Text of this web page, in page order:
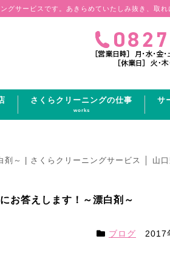
グサービスです。あきらめていたしみ抜き、取れ
さくらクリーニングの仕事
works
サ
剤～ | さくらクリーニングサービス │ 山
お答えします！～漂白剤～
2017
ブログ